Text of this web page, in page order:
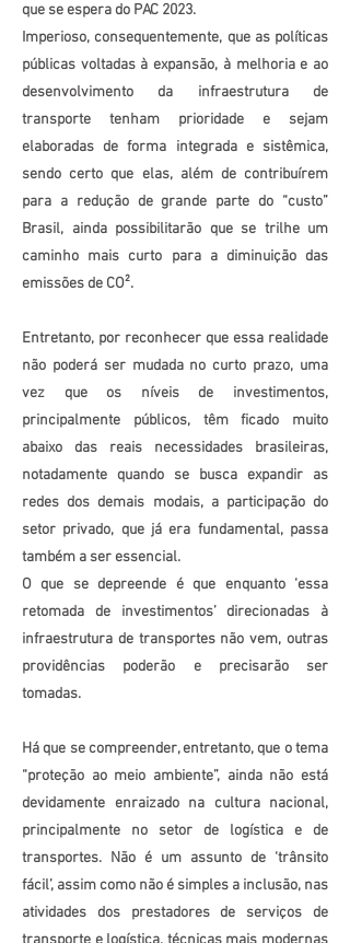
que se espera do PAC 2023.
Imperioso, consequentemente, que as políticas
públicas voltadas à expansão, à melhoria e ao
desenvolvimento da infraestrutura de
transporte tenham prioridade e sejam
elaboradas de forma integrada e sistêmica,
sendo certo que elas, além de contribuírem
para a redução de grande parte do “custo”
Brasil, ainda possibilitarão que se trilhe um
caminho mais curto para a diminuição das
emissões de CO².
Entretanto, por reconhecer que essa realidade
não poderá ser mudada no curto prazo, uma
vez que os níveis de investimentos,
principalmente públicos, têm ficado muito
abaixo das reais necessidades brasileiras,
notadamente quando se busca expandir as
redes dos demais modais, a participação do
setor privado, que já era fundamental, passa
também a ser essencial.
O que se depreende é que enquanto ‘essa
retomada de investimentos’ direcionadas à
infraestrutura de transportes não vem, outras
providências poderão e precisarão ser
tomadas.
Há que se compreender, entretanto, que o tema
“proteção ao meio ambiente”, ainda não está
devidamente enraizado na cultura nacional,
principalmente no setor de logística e de
transportes. Não é um assunto de ‘trânsito
fácil’, assim como não é simples a inclusão, nas
atividades dos prestadores de serviços de